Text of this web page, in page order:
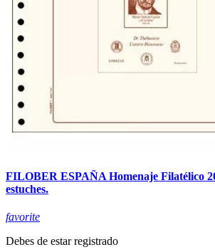
FILOBER ESPAÑA Homenaje Filatélico
estuches.
favorite
Debes de estar registrado